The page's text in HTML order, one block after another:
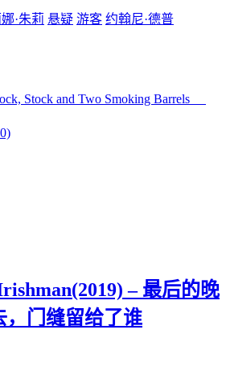
·朱莉 悬疑 游客 约翰尼·德普
Stock and Two Smoking Barrels
– 最后的晚
，门缝留给了谁